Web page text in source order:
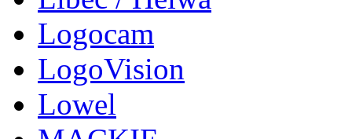
Logocam
LogoVision
Lowel